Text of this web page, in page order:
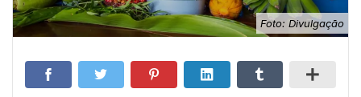
Foto: Divulgação